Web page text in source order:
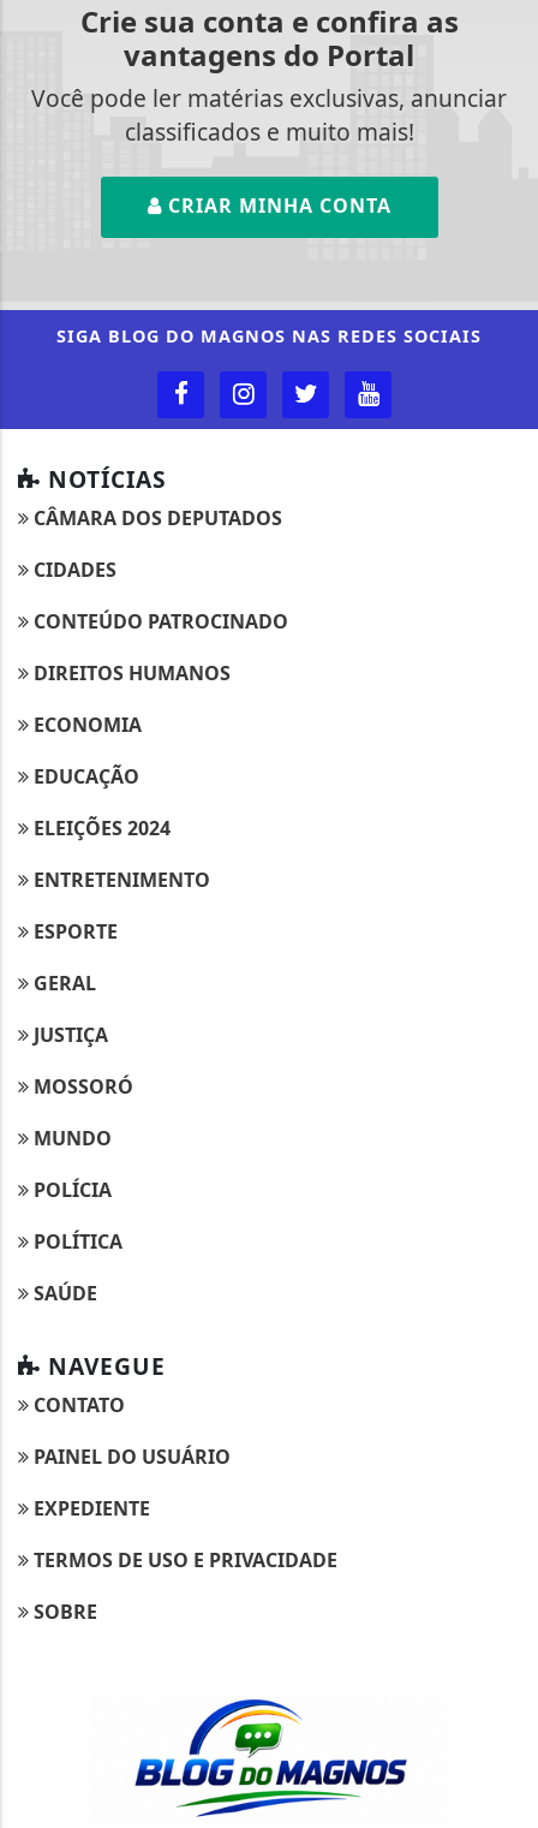
Crie sua conta e confira as
vantagens do Portal
Você pode ler matérias exclusivas, anunciar
classificados e muito mais!
CRIAR MINHA CONTA
SIGA BLOG DO MAGNOS NAS REDES SOCIAIS
NOTÍCIAS
CÂMARA DOS DEPUTADOS
CIDADES
CONTEÚDO PATROCINADO
DIREITOS HUMANOS
ECONOMIA
EDUCAÇÃO
ELEIÇÕES 2024
ENTRETENIMENTO
ESPORTE
GERAL
JUSTIÇA
MOSSORÓ
MUNDO
POLÍCIA
POLÍTICA
SAÚDE
NAVEGUE
CONTATO
PAINEL DO USUÁRIO
EXPEDIENTE
TERMOS DE USO E PRIVACIDADE
SOBRE
Termos de Uso e Privacidade
Esse site utiliza cookies para melhorar sua
experiência de navegação. Ao continuar o acesso,
entendemos que você concorda com nossos Termos